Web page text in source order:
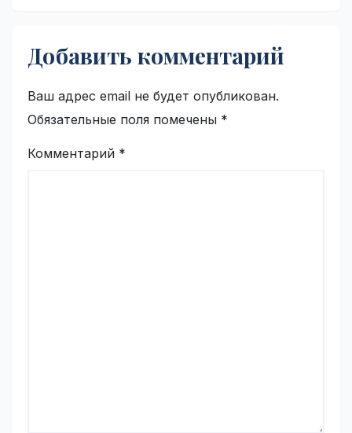
Добавить комментарий
Ваш адрес email не будет опубликован.
Обязательные поля помечены *
Комментарий *